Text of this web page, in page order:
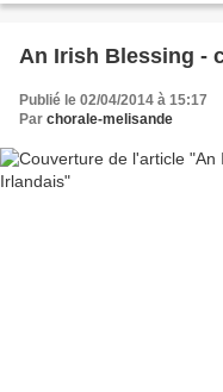
An Irish Blessing -
Publié le 02/04/2014 à 15:17
Par chorale-melisande